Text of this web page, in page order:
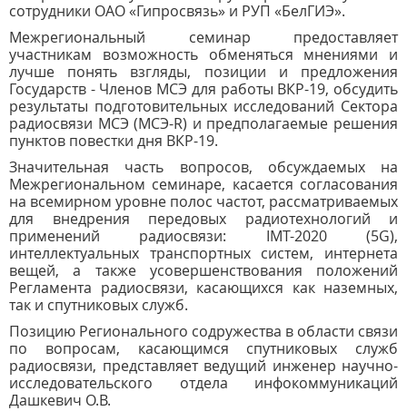
сотрудники ОАО «Гипросвязь» и РУП «БелГИЭ».
Межрегиональный семинар предоставляет
участникам возможность обменяться мнениями и
лучше понять взгляды, позиции и предложения
Государств - Членов МСЭ для работы ВКР-19, обсудить
результаты подготовительных исследований Сектора
радиосвязи МСЭ (МСЭ-R) и предполагаемые решения
пунктов повестки дня ВКР-19.
Значительная часть вопросов, обсуждаемых на
Межрегиональном семинаре, касается согласования
на всемирном уровне полос частот, рассматриваемых
для внедрения передовых радиотехнологий и
применений радиосвязи: IMT-2020 (5G),
интеллектуальных транспортных систем, интернета
вещей, а также усовершенствования положений
Регламента радиосвязи, касающихся как наземных,
так и спутниковых служб.
Позицию Регионального содружества в области связи
по вопросам, касающимся спутниковых служб
радиосвязи, представляет ведущий инженер научно-
исследовательского отдела инфокоммуникаций
Дашкевич О.В.